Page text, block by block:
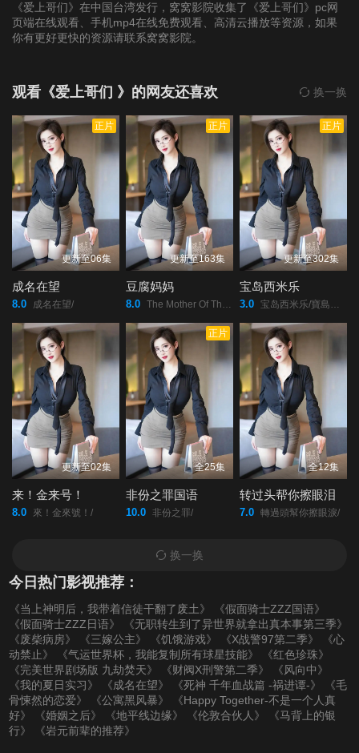
《爱上哥们》在中国台湾发行，窝窝影院收集了《爱上哥们》pc网
页端在线观看、手机mp4在线免费观看、高清云播放等资源，如果
你有更好更快的资源请联系窝窝影院。
观看《爱上哥们 》的网友还喜欢 换一换
正片
更新至06集
成名在望
8.0 成名在望/
正片
更新至163集
豆腐妈妈
8.0 The Mother Of The Tofu Family/豆腐妈妈/豆腐媽媽/
正片
更新至302集
宝岛西米乐
3.0 宝岛西米乐/寶島西米樂2025/宝岛西米乐/寶島西米樂/
更新至02集
来！金来号！
8.0 來！金來號！/
正片
全25集
非份之罪国语
10.0 非份之罪/
全12集
转过头帮你擦眼泪
7.0 轉過頭幫你擦眼淚/
换一换
今日热门影视推荐：
《当上神明后，我带着信徒干翻了废土》
《假面骑士ZZZ国语》
《假面骑士ZZZ日语》
《无职转生到了异世界就拿出真本事第三季》
《废柴病房》
《三嫁公主》 《饥饿游戏》 《X战警97第二季》
《心
动禁止》
《气运世界杯，我能复制所有球星技能》
《红色珍珠》
《完美世界剧场版 九劫焚天》
《财阀X刑警第二季》
《风向中》
《我的夏日实习》
《成名在望》 《死神 千年血战篇 -祸进谭-》
《毛
骨悚然的恋爱》
《公寓黑风暴》
《Happy Together-不是一个人真
好》
《婚姻之后》 《地平线边缘》 《伦敦合伙人》
《马背上的银
行》
《岩元前辈的推荐》